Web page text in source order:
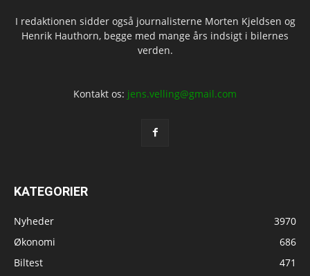
I redaktionen sidder også journalisterne Morten Kjeldsen og
Henrik Hauthorn, begge med mange års indsigt i bilernes
verden.
Kontakt os: jens.velling@gmail.com
KATEGORIER
Nyheder
3970
Økonomi
686
Biltest
471